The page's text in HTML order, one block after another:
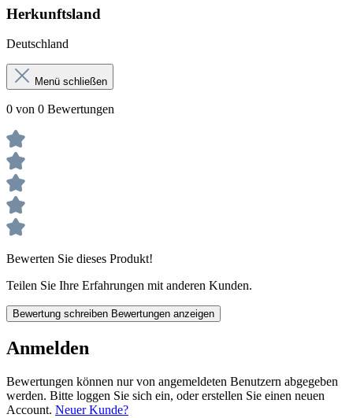
Herkunftsland
Deutschland
Menü schließen
0 von 0 Bewertungen
Bewerten Sie dieses Produkt!
Teilen Sie Ihre Erfahrungen mit anderen Kunden.
Bewertung schreiben Bewertungen anzeigen
Anmelden
Bewertungen können nur von angemeldeten Benutzern abgegeben
werden. Bitte loggen Sie sich ein, oder erstellen Sie einen neuen
Account. Neuer Kunde?